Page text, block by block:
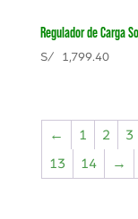
Regulador de Carga
S/1,799.40
← 1 2 3
13
14 →